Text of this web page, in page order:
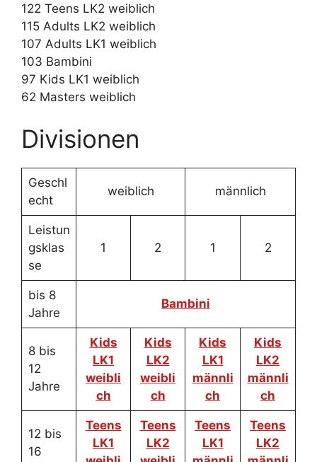
122 Teens LK2 weiblich
115 Adults LK2 weiblich
107 Adults LK1 weiblich
103 Bambini
97 Kids LK1 weiblich
62 Masters weiblich
Divisionen
Geschl
echt
weiblich männlich
Leistun
gsklas
se
1 2 1 2
bis 8
Jahre
Bambini
8 bis
12
Jahre
Kids
LK1
weibli
ch
Kids
LK2
weibli
ch
Kids
LK1
männli
ch
Kids
LK2
männli
ch
12 bis
16
Teens
LK1
Teens
LK2
Teens
LK1
Teens
LK2